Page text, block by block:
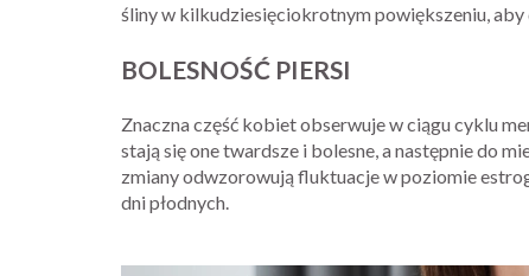
śliny w kilkudziesięciokrotnym powiększeniu,
BOLESNOŚĆ PIERSI
Znaczna część kobiet obserwuje w ciągu cyklu
stają się one twardsze i bolesne, a następnie do
zmiany odwzorowują fluktuacje w poziomie
dni płodnych.